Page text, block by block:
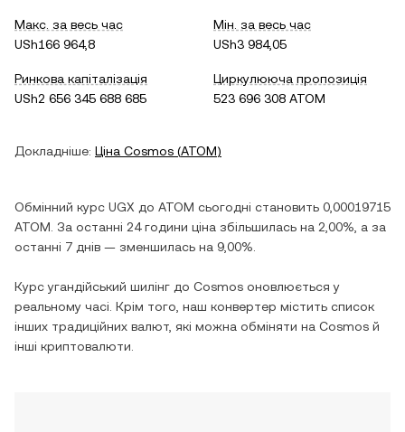
Макс. за весь час
USh166 964,8
Мін. за весь час
USh3 984,05
Ринкова капіталізація
USh2 656 345 688 685
Циркулююча пропозиція
523 696 308 ATOM
Докладніше: Ціна Cosmos (ATOM)
Обмінний курс UGX до ATOM сьогодні становить 0,00019715
ATOM . За останні 24 години ціна збільшилась на 2,00% , а за
останні 7 днів — зменшилась на 9,00%
Курсугандійський шилінг до Cosmos оновлюється у
реальному часі. Крім того, наш конвертер містить список
інших традиційних валют, які можна обміняти на Cosmos й
інші криптовалюти.